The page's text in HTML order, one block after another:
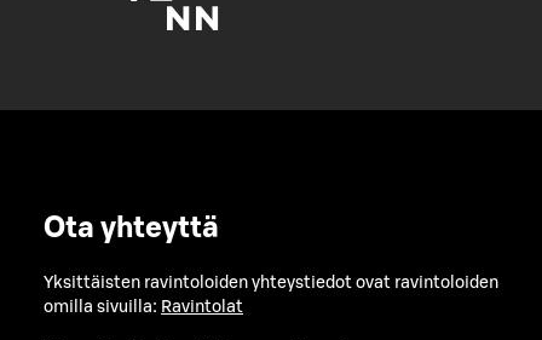
Ota yhteyttä
Yksittäisten ravintoloiden yhteystiedot ovat ravintoloiden
omilla sivuilla: Ravintolat